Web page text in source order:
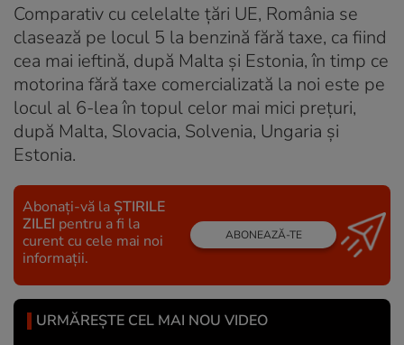
Comparativ cu celelalte țări UE, România se
clasează pe locul 5 la benzină fără taxe, ca fiind
cea mai ieftină, după Malta și Estonia, în timp ce
motorina fără taxe comercializată la noi este pe
locul al 6-lea în topul celor mai mici prețuri,
după Malta, Slovacia, Solvenia, Ungaria și
Estonia.
Abonați-vă la ȘTIRILE
ZILEI pentru a fi la
curent cu cele mai noi
informații.
ABONEAZĂ-TE
URMĂREȘTE CEL MAI NOU VIDEO